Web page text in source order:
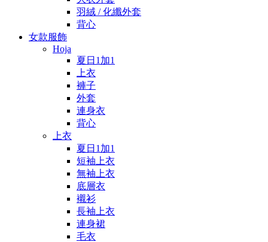
羽絨 / 化纖外套
背心
女款服飾
Hoja
夏日1加1
上衣
褲子
外套
連身衣
背心
上衣
夏日1加1
短袖上衣
無袖上衣
底層衣
襯衫
長袖上衣
連身裙
毛衣